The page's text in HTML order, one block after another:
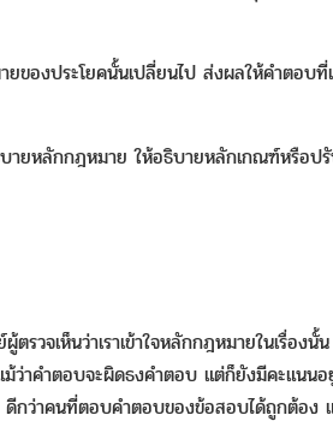
ยของประโยคนั้นเปลี่ยนไป ส่งผลให้คำตอ
บายหลักกฎหมาย ให้อธิบายหลักเกณฑ์หรือ
จเห็นว่าเราเข้าใจหลักกฎหมายในเรื่อง
คำตอบจะผิดธงคำตอบ แต่ก็ยังมีคะแนนอยู่
ว่าคนที่ตอบคำตอบของข้อสอบได้ถูกต้อง